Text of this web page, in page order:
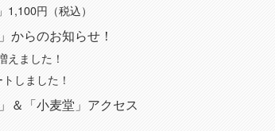
1,100円（税込）
からのお知らせ！
えました！
しました！
＆「小麦堂」アクセス